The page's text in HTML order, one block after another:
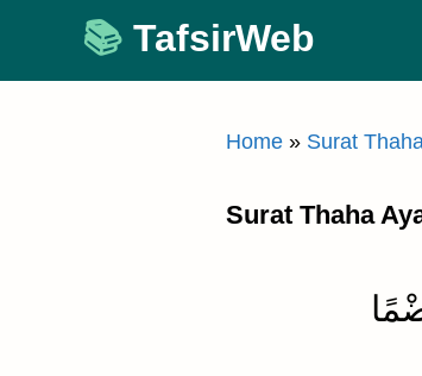
content
TafsirWeb
Home » Surat
Surat Thaha